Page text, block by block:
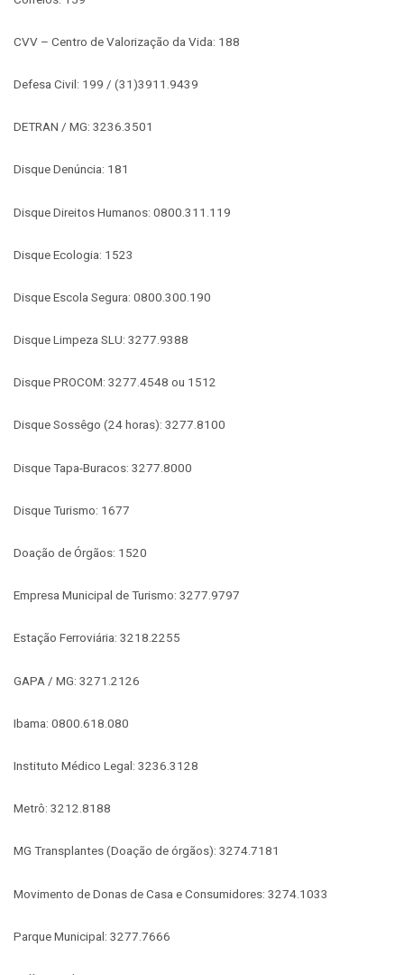
CVV – Centro de Valorização da Vida: 188
Defesa Civil: 199 / (31)3911.9439
DETRAN / MG: 3236.3501
Disque Denúncia: 181
Disque Direitos Humanos: 0800.311.119
Disque Ecologia: 1523
Disque Escola Segura: 0800.300.190
Disque Limpeza SLU: 3277.9388
Disque PROCOM: 3277.4548 ou 1512
Disque Sossêgo (24 horas): 3277.8100
Disque Tapa-Buracos: 3277.8000
Disque Turismo: 1677
Doação de Órgãos: 1520
Empresa Municipal de Turismo: 3277.9797
Estação Ferroviária: 3218.2255
GAPA / MG: 3271.2126
Ibama: 0800.618.080
Instituto Médico Legal: 3236.3128
Metrô: 3212.8188
MG Transplantes (Doação de órgãos): 3274.7181
Movimento de Donas de Casa e Consumidores: 3274.1033
Parque Municipal: 3277.7666